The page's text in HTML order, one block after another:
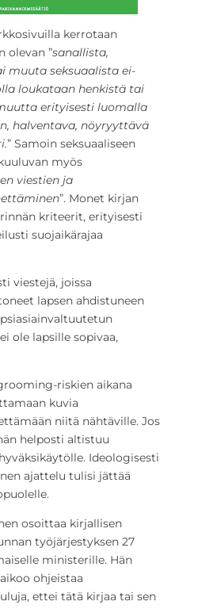
kerrotaan
olevan ”sanallista,
muuta seksuaalista ei-
loukataan henkistä tai
erityisesti luomalla
halventava, nöyryyttävä
” Samoin seksuaaliseen
myös
viestien ja
”. Monet kirjan
kriteerit, erityisesti
suojaikärajaa
viestejä, joissa
lapsen ahdistuneen
ole lapsille sopivaa,
riskien aikana
kuvia
niitä nähtäville. Jos
helposti altistuu
Ideologisesti
ajattelu tulisi jättää
osoittaa kirjallisen
työjärjestyksen 27
ministerille. Hän
ohjeistaa
ettei tätä kirjaa tai sen